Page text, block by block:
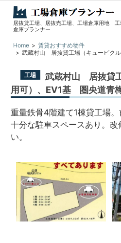
工
場
倉
庫
プ
ラ
ン
ナ
ー
居抜貸工場、居抜売工場、工場倉庫用地｜
倉庫プランナー
Home
賃貸おすすめ物件
武蔵村山 居抜貸工場（キュービク
工場
武蔵村山 居抜貸
用可）、EV1基 圏央道青
重量鉄骨4階建て1棟貸工場。
十分な駐車スペースあり。改
い。
1/